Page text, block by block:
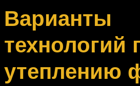
Меню
Варианты
технологий
утеплению